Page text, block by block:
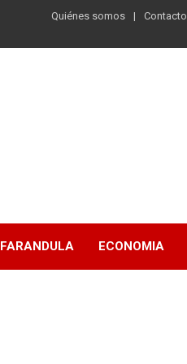
Quiénes somos Contacto
FARANDULA ECONOMIA